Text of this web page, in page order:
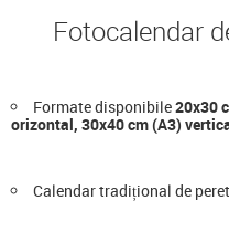
Fotocalendar
Formate disponibile20x30
orizontal, 30x40 cm (A3)
Calendar tradițional de